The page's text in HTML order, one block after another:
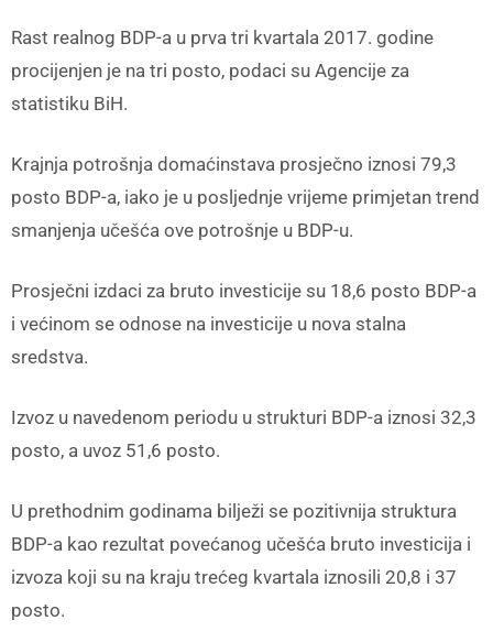
Rast realnog BDP-a u prva tri kvartala 2017. godine
procijenjen je na tri posto, podaci su Agencije za
statistiku BiH.
Krajnja potrošnja domaćinstava prosječno iznosi 79,3
posto BDP-a, iako je u posljednje vrijeme primjetan trend
smanjenja učešća ove potrošnje u BDP-u.
Prosječni izdaci za bruto investicije su 18,6 posto BDP-a
i većinom se odnose na investicije u nova stalna
sredstva.
Izvoz u navedenom periodu u strukturi BDP-a iznosi 32,3
posto, a uvoz 51,6 posto.
U prethodnim godinama bilježi se pozitivnija struktura
BDP-a kao rezultat povećanog učešća bruto investicija i
izvoza koji su na kraju trećeg kvartala iznosili 20,8 i 37
posto.